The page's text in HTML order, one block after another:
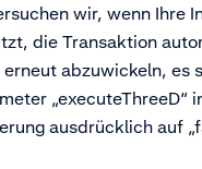
wir, wenn Ihre
die Transaktion
erneut abzuwickeln, es
„executeThreeD“
ausdrücklich auf